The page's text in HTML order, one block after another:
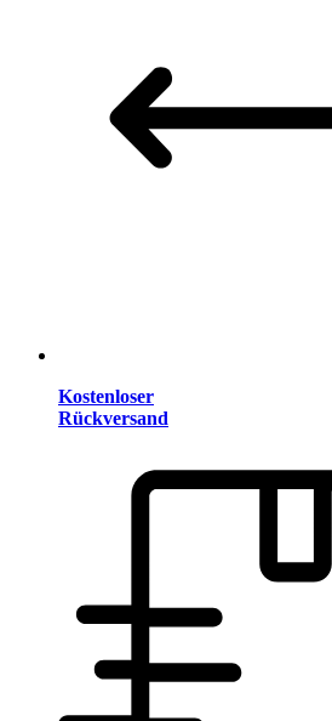
Kostenloser
Rückversand